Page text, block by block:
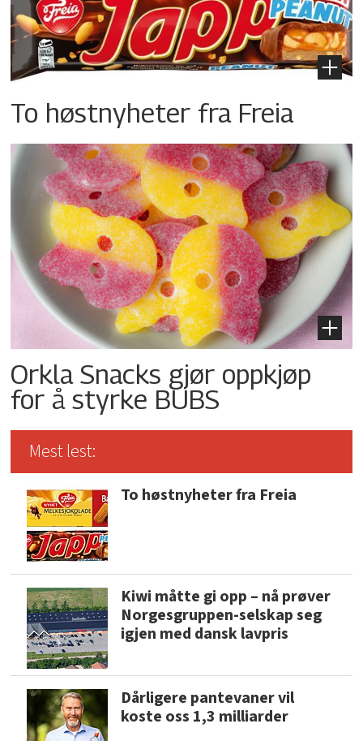
To høstnyheter fra Freia
Orkla Snacks gjør oppkjøp
for å styrke BUBS
Mest lest:
To høstnyheter fra Freia
Kiwi måtte gi opp – nå prøver
Norgesgruppen-selskap seg
igjen med dansk lavpris
Dårligere pantevaner vil
koste oss 1,3 milliarder